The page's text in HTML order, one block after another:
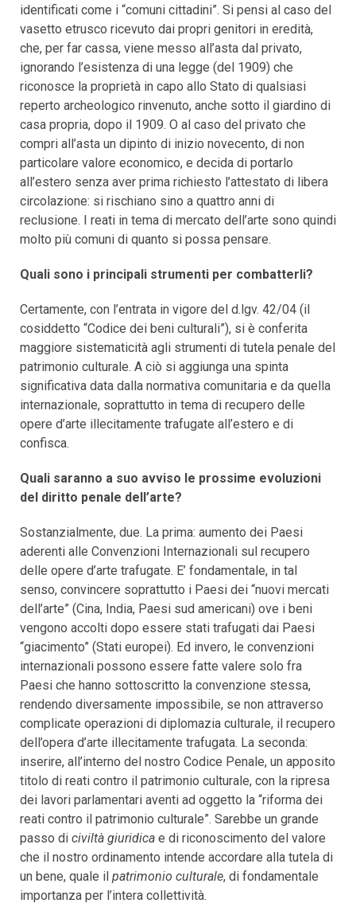
identificati come i “comuni cittadini”. Si pensi al caso del
vasetto etrusco ricevuto dai propri genitori in eredità,
che, per far cassa, viene messo all’asta dal privato,
ignorando l’esistenza di una legge (del 1909) che
riconosce la proprietà in capo allo Stato di qualsiasi
reperto archeologico rinvenuto, anche sotto il giardino di
casa propria, dopo il 1909. O al caso del privato che
compri all’asta un dipinto di inizio novecento, di non
particolare valore economico, e decida di portarlo
all’estero senza aver prima richiesto l’attestato di libera
circolazione: si rischiano sino a quattro anni di
reclusione. I reati in tema di mercato dell’arte sono quindi
molto più comuni di quanto si possa pensare.
Quali sono i principali strumenti per combatterli?
Certamente, con l’entrata in vigore del d.lgv. 42/04 (il
cosiddetto “Codice dei beni culturali”), si è conferita
maggiore sistematicità agli strumenti di tutela penale del
patrimonio culturale. A ciò si aggiunga una spinta
significativa data dalla normativa comunitaria e da quella
internazionale, soprattutto in tema di recupero delle
opere d’arte illecitamente trafugate all’estero e di
confisca.
Quali saranno a suo avviso le prossime evoluzioni
del diritto penale dell’arte?
Sostanzialmente, due. La prima: aumento dei Paesi
aderenti alle Convenzioni Internazionali sul recupero
delle opere d’arte trafugate. E’ fondamentale, in tal
senso, convincere soprattutto i Paesi dei “nuovi mercati
dell’arte” (Cina, India, Paesi sud americani) ove i beni
vengono accolti dopo essere stati trafugati dai Paesi
“giacimento” (Stati europei). Ed invero, le convenzioni
internazionali possono essere fatte valere solo fra
Paesi che hanno sottoscritto la convenzione stessa,
rendendo diversamente impossibile, se non attraverso
complicate operazioni di diplomazia culturale, il recupero
dell’opera d’arte illecitamente trafugata. La seconda:
inserire, all’interno del nostro Codice Penale, un apposito
titolo di reati contro il patrimonio culturale, con la ripresa
dei lavori parlamentari aventi ad oggetto la “riforma dei
reati contro il patrimonio culturale”. Sarebbe un grande
passo di civiltà giuridica e di riconoscimento del valore
che il nostro ordinamento intende accordare alla tutela di
un bene, quale il patrimonio culturale, di fondamentale
importanza per l’intera collettività.